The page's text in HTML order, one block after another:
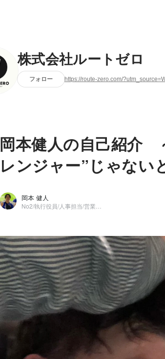
株式会社ルートゼロ
フォロー
岡本健人の自己紹介
レンジャー”じゃない
岡本 健人